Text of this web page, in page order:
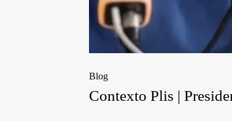
Blog
Contexto Plis |